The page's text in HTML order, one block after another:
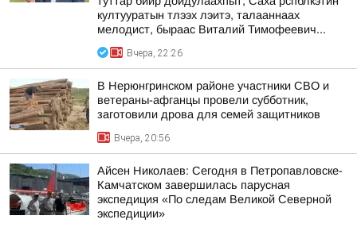
култууратын тлээх лэитэ, талааннаах
мелодист, быраас Виталий Тимофеевич...
Вчера, 22:26
В Нерюнгринском районе участники СВО и
ветераны-афганцы провели субботник,
заготовили дрова для семей защитников
Вчера, 20:56
Айсен Николаев: Сегодня в Петропавловске-
Камчатском завершилась парусная
экспедиция «По следам Великой Северной
экспедиции»